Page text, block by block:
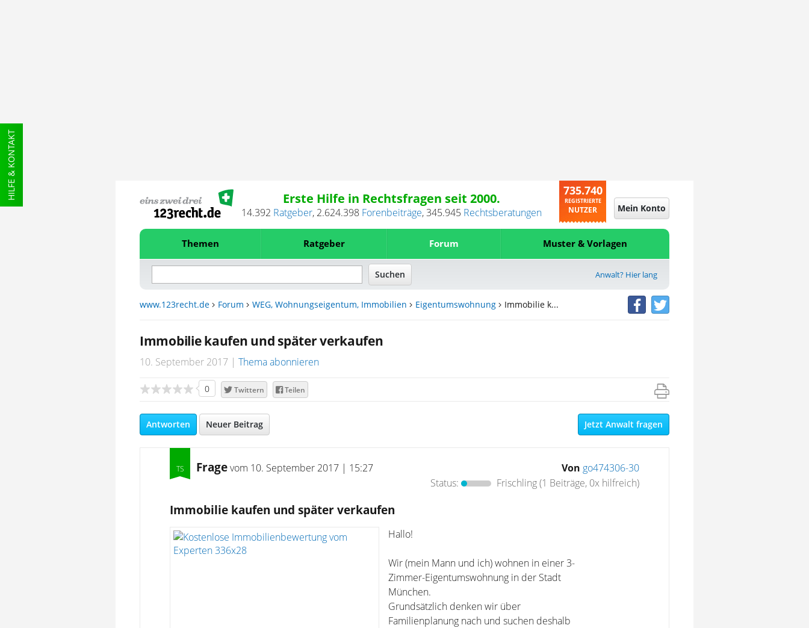
HILFE & KONTAKT Erste Hilfe in Rechtsfragen seit 2000.
14.392 Ratgeber, 2.624.398 Forenbeiträge,345.945 Rechtsberatungen
735.740
REGISTRIERTE
NUTZER Mein Konto
Themen Ratgeber Forum Muster & Vorlagen
Anwalt? Hier lang
www.123recht.de Forum WEG, Wohnungseigentum, Immobilien Eigentumswohnung Immobilie k...
Immobilie kaufen und später verkaufen
10. September 2017 Thema abonnieren
0 Twittern Teilen
Antworten Neuer Beitrag Jetzt Anwalt fragen
Fragevom 10. September 2017 | 15:27 Von go474306-30
Status:
Frischling(1 Beiträge, 0x hilfreich)
Immobilie kaufen und später verkaufen
Hallo!
Wir (mein Mann und ich) wohnen in einer 3-
Zimmer-Eigentumswohnung in der Stadt
München.
Grundsätzlich denken wir über
Familienplanung nach und suchen deshalb